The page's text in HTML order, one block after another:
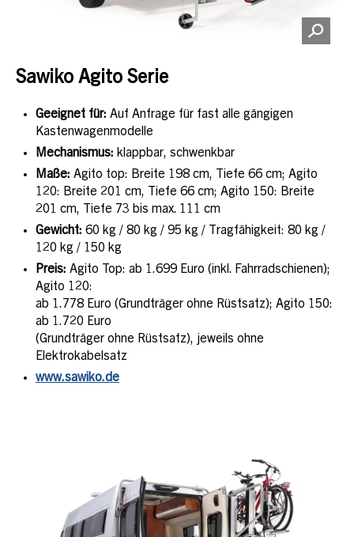
Sawiko Agito Serie
Geeignet für: Auf Anfrage für fast alle gängigen
Kastenwagenmodelle
Mechanismus: klappbar, schwenkbar
Maße: Agito top: Breite 198 cm, Tiefe 66 cm; Agito
120: Breite 201 cm, Tiefe 66 cm; Agito 150: Breite
201 cm, Tiefe 73 bis max. 111 cm
Gewicht: 60 kg / 80 kg / 95 kg / Tragfähigkeit: 80 kg /
120 kg / 150 kg
Preis: Agito Top: ab 1.699 Euro (inkl. Fahrradschienen);
Agito 120:
ab 1.778 Euro (Grundträger ohne Rüstsatz); Agito 150:
ab 1.720 Euro
(Grundträger ohne Rüstsatz), jeweils ohne
Elektrokabelsatz
www.sawiko.de